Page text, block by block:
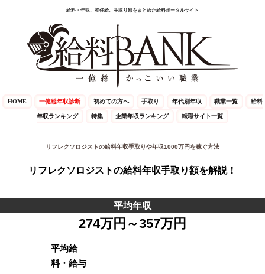
給料・年収、初任給、手取り額をまとめた給料ポータルサイト
HOME 一億総年収診断 初めての方へ 手取り 年代別年収 職業一覧 給料
年収ランキング 特集 企業年収ランキング 転職サイト一覧
リフレクソロジストの給料年収手取りや年収1000万円を稼ぐ方法
リフレクソロジストの給料年収手取り額を解説！
平均年収
274万円～357万円
平均給
料・給与